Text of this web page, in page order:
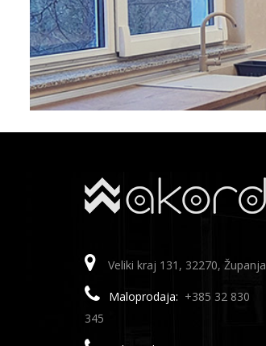
Veliki kraj 131, 32270, Županja
Maloprodaja: +385 32 830
345